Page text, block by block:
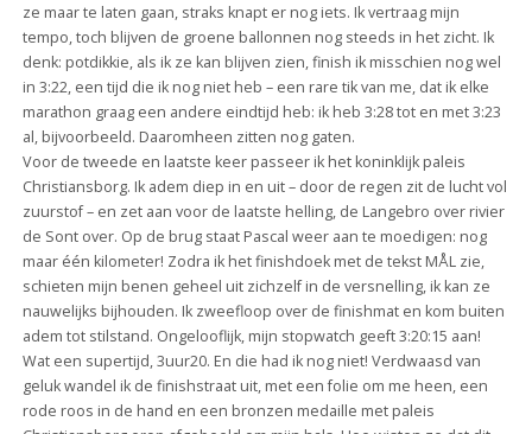
ze maar te laten gaan, straks knapt er nog iets. Ik vertraag mijn
tempo, toch blijven de groene ballonnen nog steeds in het zicht. Ik
denk: potdikkie, als ik ze kan blijven zien, finish ik misschien nog wel
in 3:22, een tijd die ik nog niet heb – een rare tik van me, dat ik elke
marathon graag een andere eindtijd heb: ik heb 3:28 tot en met 3:23
al, bijvoorbeeld. Daaromheen zitten nog gaten.
Voor de tweede en laatste keer passeer ik het koninklijk paleis
Christiansborg. Ik adem diep in en uit – door de regen zit de lucht vol
zuurstof – en zet aan voor de laatste helling, de Langebro over rivier
de Sont over. Op de brug staat Pascal weer aan te moedigen: nog
maar één kilometer! Zodra ik het finishdoek met de tekst MÅL zie,
schieten mijn benen geheel uit zichzelf in de versnelling, ik kan ze
nauwelijks bijhouden. Ik zweefloop over de finishmat en kom buiten
adem tot stilstand. Ongelooflijk, mijn stopwatch geeft 3:20:15 aan!
Wat een supertijd, 3uur20. En die had ik nog niet! Verdwaasd van
geluk wandel ik de finishstraat uit, met een folie om me heen, een
rode roos in de hand en een bronzen medaille met paleis